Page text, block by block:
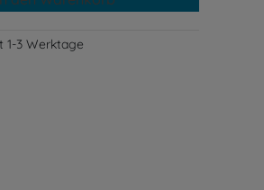
1-3 Werktage